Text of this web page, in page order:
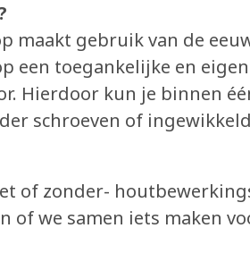
maakt gebruik van de
een toegankelijke en
Hierdoor kun je binnen
schroeven of
of zonder-
of we samen iets maken